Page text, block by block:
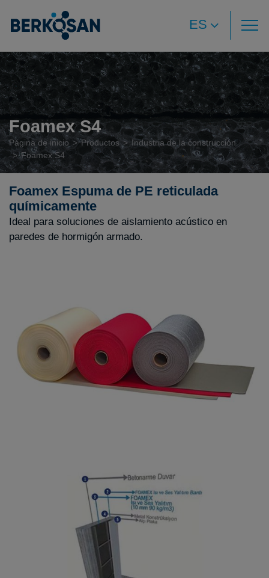
ES
Foamex S4
Página de inicio Productos
Industria de la construcción
Foamex S4
Foamex Espuma de PE reticulada
químicamente
Ideal para soluciones de aislamiento acústico en
paredes de hormigón armado.